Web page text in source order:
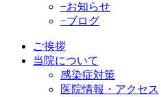
−お知らせ
−ブログ
ご挨拶
当院について
感染症対策
医院情報・アクセス